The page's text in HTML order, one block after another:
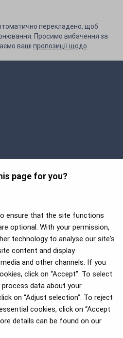
page for you?
ensure that the site functions
optional. With your permission,
technology to analyse our site's
content and display
and other channels. If you
click on “Accept”. To select
data about your
on “Adjust selection”. To reject
cookies, click on “Accept
details can be found on our
перекладено, щоб
Просимо вибачення за
ваші пропозиції щодо
2026 за
Five Star Major